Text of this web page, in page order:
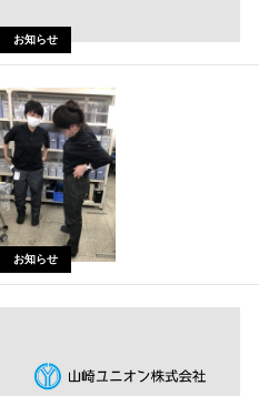
お知らせ
お知らせ